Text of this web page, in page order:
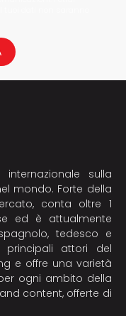
sulla
mondo. Forte della
conta oltre 1
ed è attualmente
tedesco e
principali attori del
e offre una varietà
ogni ambito della
content, offerte di